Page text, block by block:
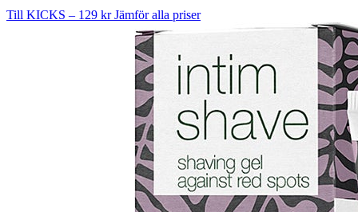
Till KICKS – 129 krJämför alla priser